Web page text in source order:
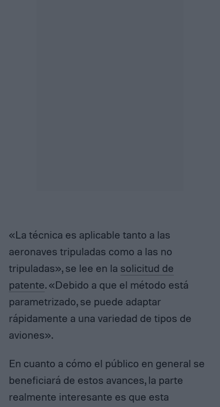
«La técnica es aplicable tanto a las
aeronaves tripuladas como a las no
tripuladas», se lee en la solicitud de
patente. «Debido a que el método está
parametrizado, se puede adaptar
rápidamente a una variedad de tipos de
aviones».
En cuanto a cómo el público en general se
beneficiará de estos avances, la parte
realmente interesante es que esta